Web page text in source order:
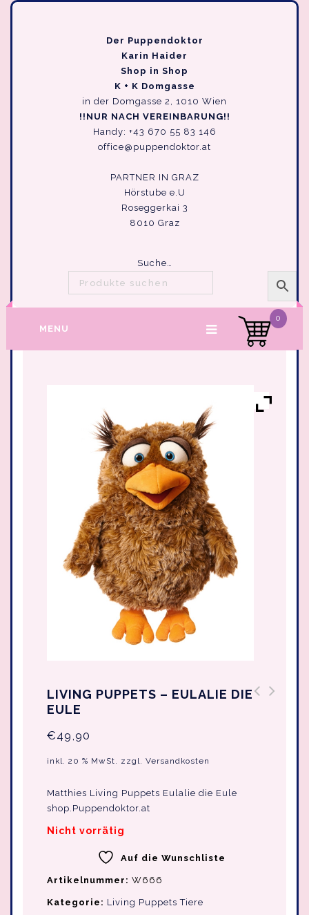
Der Puppendoktor
Karin Haider
Shop in Shop
K + K Domgasse
in der Domgasse 2, 1010 Wien
!!NUR NACH VEREINBARUNG!!
Handy: +43 670 55 83 146
office@puppendoktor.at
PARTNER IN GRAZ
Hörstube e.U
Roseggerkai 3
8010 Graz
0
MENU
Suche…
LIVING PUPPETS – EULALIE DIE
EULE
€49,90
inkl. 20 % MwSt. zzgl. Versandkosten
Matthies Living Puppets Eulalie die Eule
shop.Puppendoktor.at
Nicht vorrätig
Auf die Wunschliste
Artikelnummer: W666
Kategorie: Living Puppets Tiere